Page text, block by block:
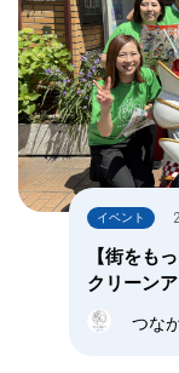
イベント
【街をも
クリーン
つな